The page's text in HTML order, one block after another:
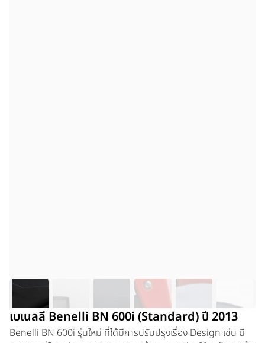
เบเนลลี Benelli BN 600i (Standard) ปี 2013
Benelli BN 600i รุ่นใหม่ ที่ได้มีการปรับปรุงเรื่อง Design เช่น มี